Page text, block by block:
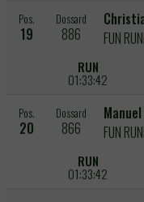
Pos.
19
Dossard
886
FUN
RUN
01:33:42
Pos.
20
Dossard
866
FUN
RUN
01:33:42